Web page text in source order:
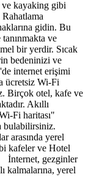
kayaking gibi
gidin. Bu
ve
bir yerdir. Sıcak
bedeninizi ve
internet erişimi
ücretsiz Wi-Fi
Birçok otel, kafe ve
Akıllı
Fi haritası"
bulabilirsiniz.
arasında yerel
kafeler ve Hotel
İnternet, gezginler
kalmalarına, yerel